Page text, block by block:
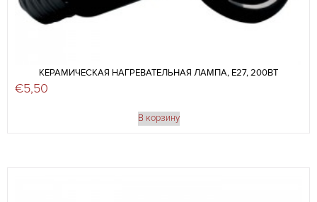
КЕРАМИЧЕСКАЯ НАГРЕВАТЕЛЬНАЯ ЛАМПА, E27, 200ВТ
€5,50
В корзину